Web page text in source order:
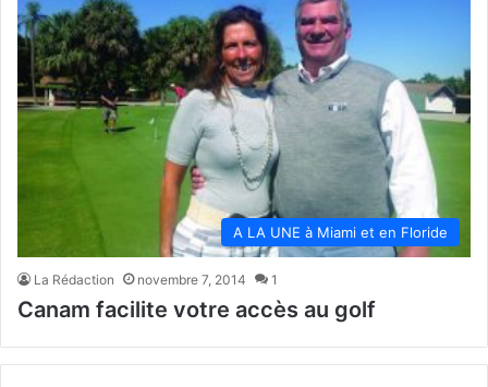
A LA UNE à Miami et en Floride
La Rédaction novembre 7, 2014 1
Canam facilite votre accès au golf